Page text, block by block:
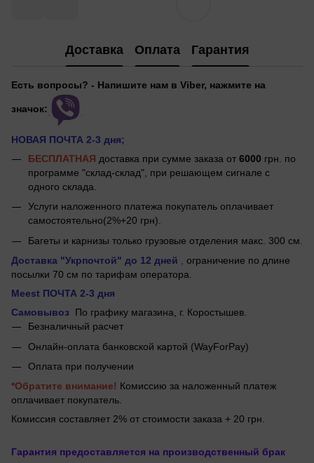
Доставка Оплата Гарантия
Есть вопросы? - Напишите нам в Viber, нажмите на
значок:
НОВАЯ ПОЧТА 2-3 дня;
БЕСПЛАТНАЯ доставка при сумме заказа от 6000 грн. по
программе "склад-склад", при решающем сигнале с
одного склада.
Услуги наложенного платежа покупатель оплачивает
самостоятельно(2%+20 грн).
Багеты и карнизы только грузовые отделения макс. 300 см.
Доставка "Укрпочтой" до 12 дней
ограничение по длине
посылки 70 см по тарифам оператора.
Meest ПОЧТА 2-3 дня
Самовывоз
По графику магазина, г. Коростышев.
Безналичный расчет
Онлайн-оплата банковской картой (WayForPay)
Оплата при получении
*Обратите внимание! Комиссию за наложенный платеж
оплачивает покупатель.
Комиссия составляет 2% от стоимости заказа + 20 грн.
Гарантия предоставляется на производственный брак